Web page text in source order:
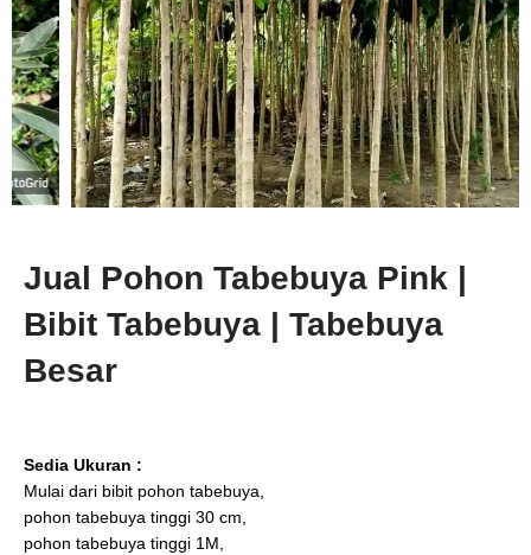
Jual Pohon Tabebuya Pink |
Bibit Tabebuya | Tabebuya
Besar
Sedia Ukuran :
Mulai dari bibit pohon tabebuya,
pohon tabebuya tinggi 30 cm,
pohon tabebuya tinggi 1M,